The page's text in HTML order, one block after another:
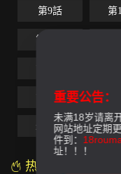
第9話 第
第13話
第21話 第
最終話
热门漫画
重要公告：
未满18岁请离
网站地址定期
件到：
址！！！